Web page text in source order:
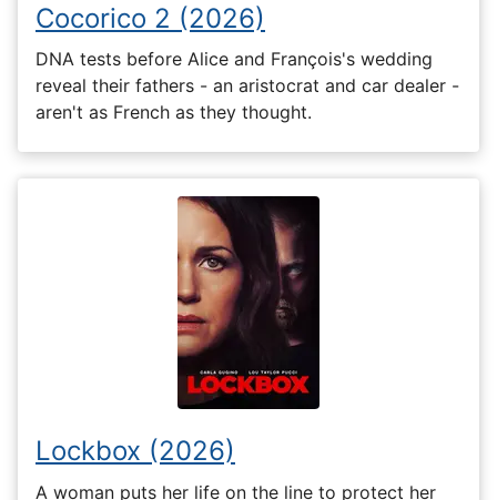
Cocorico 2 (2026)
DNA tests before Alice and François's wedding
reveal their fathers - an aristocrat and car dealer -
aren't as French as they thought.
Lockbox (2026)
A woman puts her life on the line to protect her